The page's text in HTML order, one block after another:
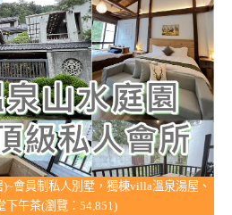
會員制私人別墅，獨棟villa溫泉湯屋、
下午茶(瀏覽：54,851)